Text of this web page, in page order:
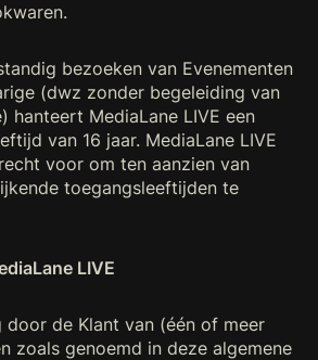
bezoeken van Evenementen
(dwz zonder begeleiding van
hanteert MediaLane LIVE een
van 16 jaar. MediaLane LIVE
voor om ten aanzien van
toegangsleeftijden te
LIVE
door de Klant van (één of meer
zoals genoemd in deze algemene